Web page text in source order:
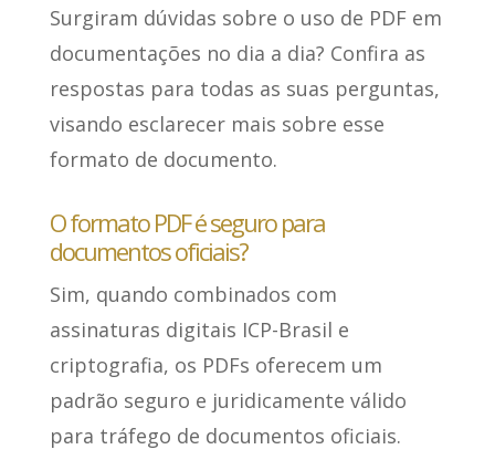
Surgiram dúvidas sobre o uso de PDF em
documentações no dia a dia? Confira as
respostas para todas as suas perguntas,
visando esclarecer mais sobre esse
formato de documento.
O formato PDF é seguro para
documentos oficiais?
Sim, quando combinados com
assinaturas digitais ICP-Brasil e
criptografia, os PDFs oferecem um
padrão seguro e juridicamente válido
para tráfego de documentos oficiais.